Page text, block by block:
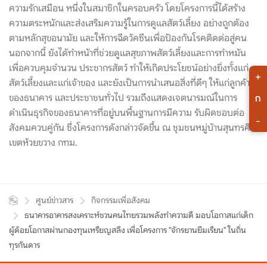
ความรักเสมือน หนึ่งในสมาชิกในครอบครัว โดยโครงการนี้ได้สร้าง
ความตระหนักและส่งเสริมความรู้ในการดูแลสัตว์เลี้ยง อย่างถูกต้อง
ตามหลักสุขอนามัย และให้การฉีดวัคซีนเพื่อป้องกันโรคติดต่อสู่คน
นอกจากนี้ ยังได้ทำหน้าที่ช่วยดูแลสุขภาพสัตว์เลี้ยงและการทำหมัน
เพื่อควบคุมจำนวน ประชากรสัตว์ ทำให้เกิดประโยชน์อย่างยิ่งทั้งแก่
สัตว์เลี้ยงและแก่เจ้าของ และยังเป็นการนำเสนอสิ่งที่ดีๆ ให้แก่ลูกค้า
ของธนาคาร และประชาชนทั่วไป รวมถึงแสดงเจตนารมณ์ในการ
ดำเนินธุรกิจของธนาคารที่อยู่บนพื้นฐานการมีความ รับผิดชอบต่อ
สังคมควบคู่กัน ซึ่งโครงการดังกล่าวจัดขึ้น ณ ชุมชนหมู่บ้านสุนทรศิริ
เขตห้วยขวาง กทม.
ศูนย์ข่าวสาร
กิจกรรมเพื่อสังคม
ธนาคารอาคารสงเคราะห์ชวนคนไทยรวมพลังทำความดี มอบโอกาสแก่เด็ก
ผู้ด้อยโอกาสผ่านกองทุนเหรียญสลึง เพื่อโครงการ "จักรยานยืมเรียน" ในถิ่น
ทุรกันดาร
+
ก
-